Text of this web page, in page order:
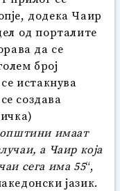
додека Чаир
од порталите
да се
број
истакнува
создава
имаат
а Чаир која
сега има 55“,
јазик.